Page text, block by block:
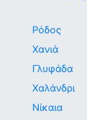
Ρόδος
Χανιά
Γλυφάδα
Χαλάνδρι
Νίκαια